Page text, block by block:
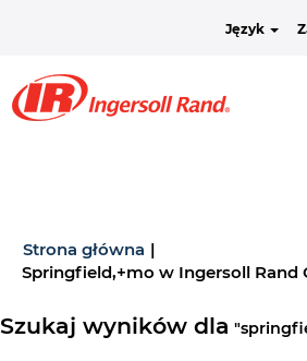
Język
Strona główna |
Springfield,+mo w Ingersoll Rand
Szukaj wyników dla